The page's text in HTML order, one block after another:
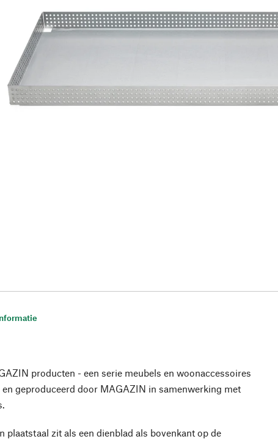
producten - een serie meubels en woonaccessoires
geproduceerd door MAGAZIN in samenwerking met
plaatstaal zit als een dienblad als bovenkant op de